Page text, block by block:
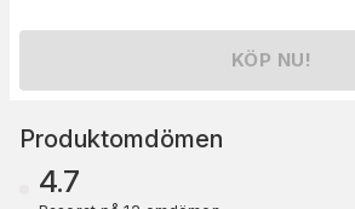
KÖP NU!
Produktomdömen
4.7